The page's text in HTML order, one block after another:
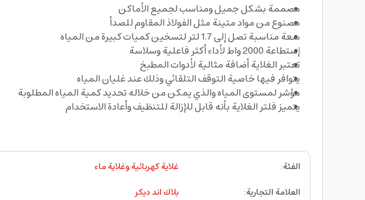
مصممة بشكل جميل ومناسب لجميع الأماكن
مصنوع من مواد متينة مثل الفولاذ المقاوم للصدأ
سعة مناسبة تصل إلى 1.7 لتر لتسخين كميات كبيرة من المياه
إستطاعة 2000 واط لأداء أكثر فاعلية وسلاسة
تعتبر الغلاية أضافة مثالية لأدوات المطبخ
يتوافر فيها خاصية التوقف التلقائي وذلك عند غليان المياه
مؤشر لمستوى المياه والذي يمكن من خلاله تحديد كمية المياه المطلوبة
يتميز فلتر الغلاية بأنه قابل للإزالة للتنظيف وأعادة الاستخدام
الفئة:
غلاية كهربائية وغلاية ماء
العلامة التجارية:
بلاك اند ديكر